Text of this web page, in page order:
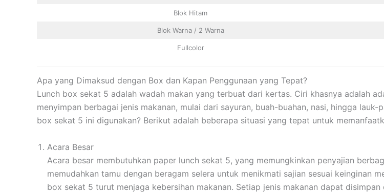
Blok Hitam
Blok Warna / 2 Warna
Fullcolor
Apa yang Dimaksud dengan Box dan Kapan Penggunaan yang Tepat?
Lunch box sekat 5 adalah wadah makan yang terbuat dari kertas. Ciri khasnya adalah
menyimpan berbagai jenis makanan, mulai dari sayuran, buah-buahan, nasi, hingga
box sekat 5 ini digunakan? Berikut adalah beberapa situasi yang tepat untuk
Acara Besar
Acara besar membutuhkan paper lunch sekat 5, yang memungkinkan penyajian
memudahkan tamu dengan beragam selera untuk menikmati sajian sesuai keinginan
box sekat 5 turut menjaga kebersihan makanan. Setiap jenis makanan dapat